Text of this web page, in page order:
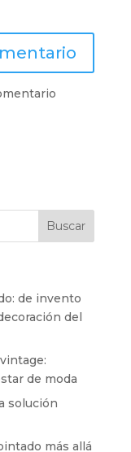
de invento
del
de moda
solución
más allá